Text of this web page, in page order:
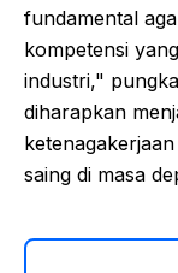
fundamental
kompetensi
industri,"
diharapkan
saing di masa